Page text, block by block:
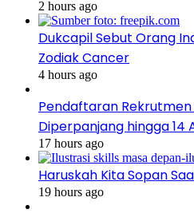
2 hours ago
Dukcapil Sebut Orang
Zodiak Cancer
4 hours ago
Pendaftaran Rekrutmen
Diperpanjang hingga 14
17 hours ago
Haruskah Kita Sopan
19 hours ago